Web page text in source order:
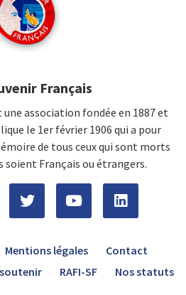
Français
une association fondée en 1887 et
le 1er février 1906 qui a pour
de tous ceux qui sont morts
soient Français ou étrangers.
Mentions légales
Contact
RAFI-SF Nos statuts